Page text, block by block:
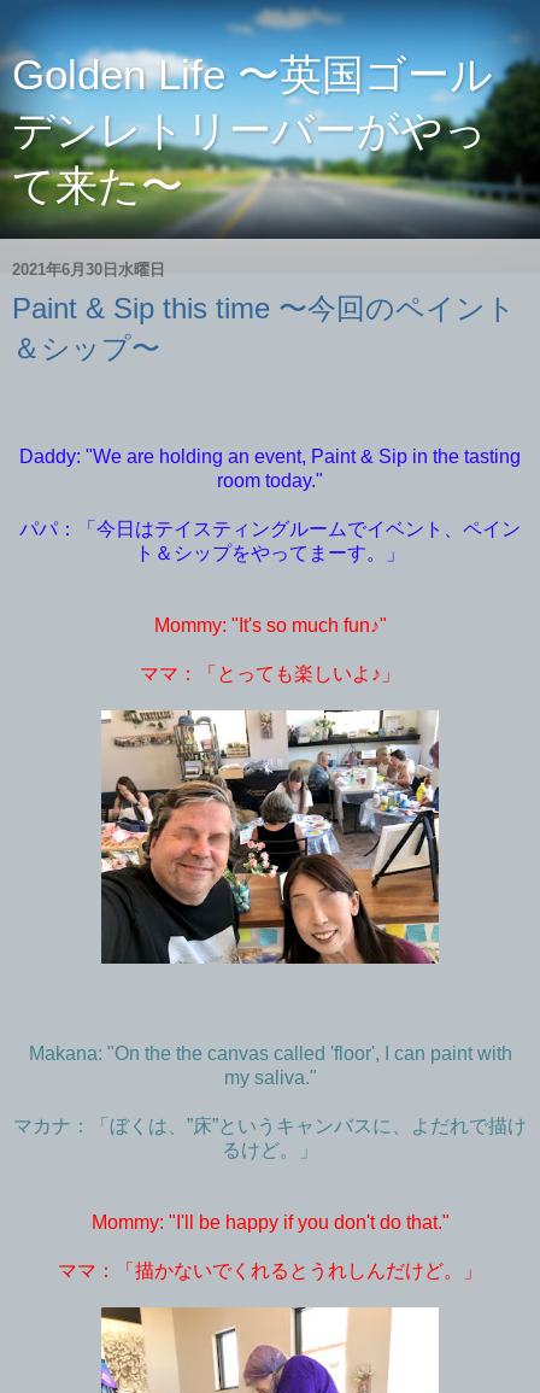
Golden Life 〜英国ゴール
デンレトリーバーがやっ
て来た〜
2021年6月30日水曜日
Paint & Sip this time 〜今回のペイント
＆シップ〜
Daddy: "We are holding an event, Paint & Sip in the tasting
room today."
パパ：「今日はテイスティングルームでイベント、ペイン
ト＆シップをやってまーす。」
Mommy: "It's so much fun♪"
ママ：「とっても楽しいよ♪」
Makana: "On the the canvas called 'floor', I can paint with
my saliva."
マカナ：「ぼくは、”床”というキャンバスに、よだれで描け
るけど。」
Mommy: "I'll be happy if you don't do that."
ママ：「描かないでくれるとうれしんだけど。」